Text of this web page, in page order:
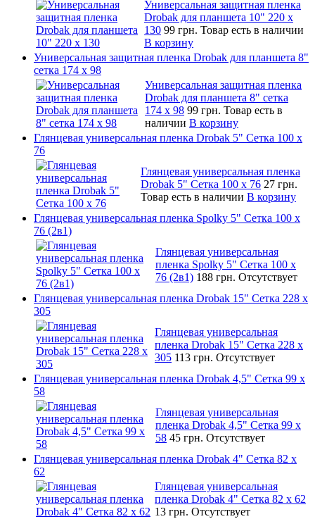
Универсальная защитная пленка
Drobak для планшета 10" 220 x
130 99 грн. Товар есть в наличии
В корзину
Универсальная защитная пленка Drobak для планшета 8"
сетка 174 x 98
Универсальная защитная пленка
Drobak для планшета 8" сетка
174 x 98 99 грн. Товар есть в
наличии В корзину
Глянцевая универсальная пленка Drobak 5" Сетка 100 x
76
Глянцевая универсальная пленка
Drobak 5" Сетка 100 x 76 27 грн.
Товар есть в наличии В корзину
Глянцевая универсальная пленка Spolky 5" Сетка 100 x
76 (2в1)
Глянцевая универсальная
пленка Spolky 5" Сетка 100 x
76 (2в1) 188 грн. Отсутствует
Глянцевая универсальная пленка Drobak 15" Сетка 228 x
305
Глянцевая универсальная
пленка Drobak 15" Сетка 228 x
305 113 грн. Отсутствует
Глянцевая универсальная пленка Drobak 4,5" Сетка 99 x
58
Глянцевая универсальная
пленка Drobak 4,5" Сетка 99 x
58 45 грн. Отсутствует
Глянцевая универсальная пленка Drobak 4" Сетка 82 x
62
Глянцевая универсальная
пленка Drobak 4" Сетка 82 x 62
13 грн. Отсутствует